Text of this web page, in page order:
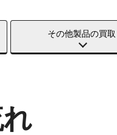
その他製品の買取